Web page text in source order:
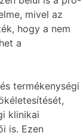
mivel az
hogy a nem
a
termékenységi
klinikai
is. Ezen